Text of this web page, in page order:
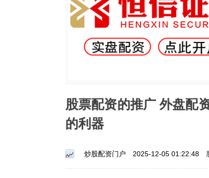
股票配资的推广 外盘配
的利器
炒股配资门户 2025-12-05 01:22:48